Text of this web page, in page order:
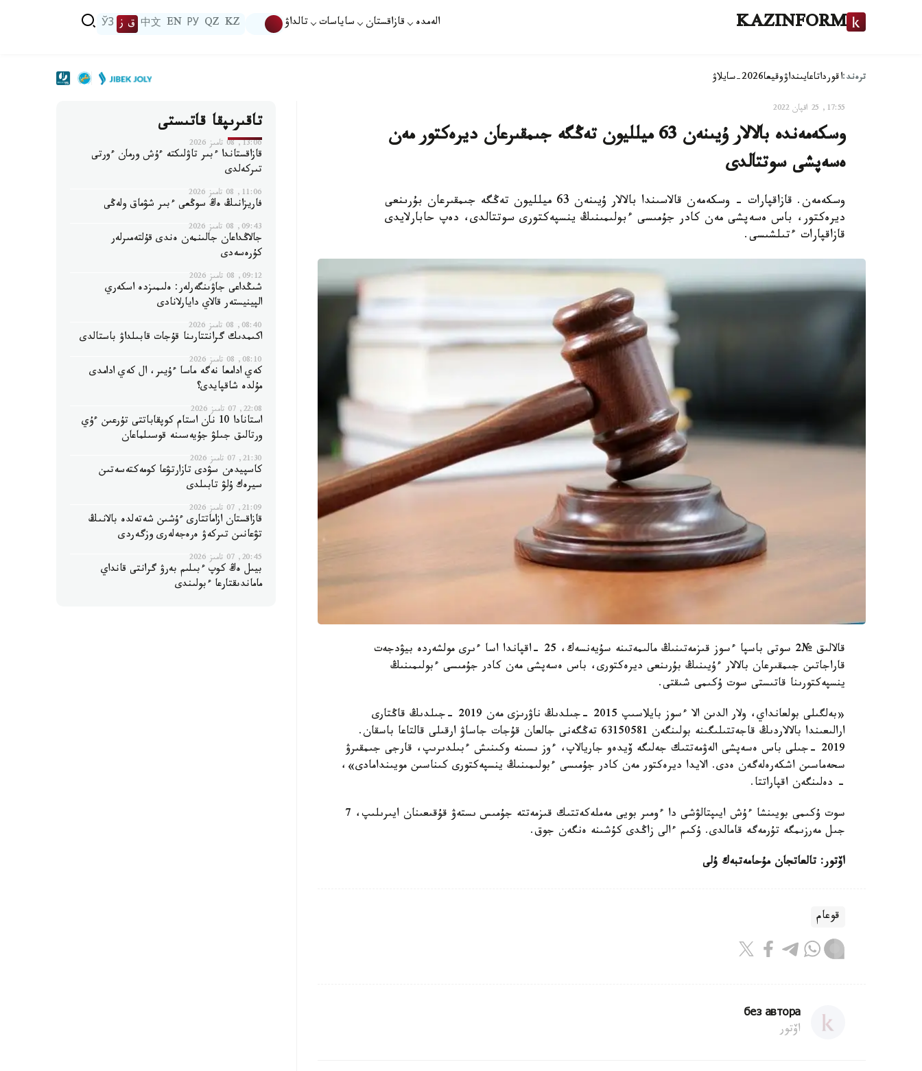
KAZINFORM الەمدە قازاقستان ساياسات تالداۋ KZ
QZ
РУ
EN
中文 ق ز ЎЗ
ترەند:اقورداتاعايىنداۋوقيعا2026-سايلاۋ
17:55, 25 اقپان 2022
وسكەمەندە بالالار ۇيىنەن 63 ميلليون تەڭگە جىمقىرعان ديرەكتور مەن
ەسەپشى سوتتالدى
وسكەمەن. قازاقپارات - وسكەمەن قالاسىندا بالالار ۇيىنەن 63 ميلليون تەڭگە جىمقىرعان بۇرىنعى
ديرەكتور، باس ەسەپشى مەن كادر جۇمىسى ءبولىمىنىڭ ينسپەكتورى سوتتالدى، دەپ حابارلايدى
قازاقپارات ءتىلشىسى.
قالالىق №2 سوتى باسپا ءسوز قىزمەتىنىڭ مالىمەتىنە سۇيەنسەك، 25 -اقپاندا اسا ءىرى مولشەردە بيۋدجەت
قاراجاتىن جىمقىرعان بالالار ءۇيىنىڭ بۇرىنعى ديرەكتورى، باس ەسەپشى مەن كادر جۇمىسى ءبولىمىنىڭ
ينسپەكتورىنا قاتىستى سوت ۇكىمى شىقتى.
«بەلگىلى بولعانداي، ولار الدىن الا ءسوز بايلاسىپ 2015 -جىلدىڭ ناۋرىزى مەن 2019 -جىلدىڭ قاڭتارى
ارالىعىندا بالالاردىڭ قاجەتتىلىگىنە بولىنگەن 63150581 تەڭگەنى جالعان قۇجات جاساۋ ارقىلى قالتاعا باسقان.
2019 -جىلى باس ەسەپشى الەۋمەتتىك جەلىگە ۆيدەو جاريالاپ، ءوز ىسىنە وكىنىش ءبىلدىرىپ، قارجى جىمقىرۋ
سحەماسىن اشكەرەلەگەن ەدى. الايدا ديرەكتور مەن كادر جۇمىسى ءبولىمىنىڭ ينسپەكتورى كىناسىن مويىندامادى»،
- دەلىنگەن اقپاراتتا.
سوت ۇكىمى بويىنشا ءۇش ايىپتالۋشى دا ءومىر بويى مەملەكەتتىك قىزمەتتە جۇمىس ىستەۋ قۇقىعىنان ايىرىلىپ، 7
جىل مەرزىمگە تۇرمەگە قامالدى. ۇكىم ءالى زاڭدى كۇشىنە ەنگەن جوق.
اۆتور: تالعاتجان مۇحامەتبەك ۇلى
قوعام
без автора
اۆتور
تاقىرىپقا قاتىستى
13:06, 08 تامىز 2026
قازاقستاندا ءبىر تاۋلىكتە ءۇش ورمان ءورتى
تىركەلدى
11:06, 08 تامىز 2026
فاريزانىڭ ەڭ سوڭعى ءبىر شۋماق ولەڭى
09:43, 08 تامىز 2026
جالاڭداعان جالىنمەن ەندى قۇلتەمىرلەر
كۇرەسەدى
09:12, 08 تامىز 2026
شىڭداعى جاۋىنگەرلەر: ەلىمىزدە اسكەري
الپينيستەر قالاي دايارلانادى
08:40, 08 تامىز 2026
اكىمدىك گرانتتارىنا قۇجات قابىلداۋ باستالدى
08:10, 08 تامىز 2026
كەي ادامعا نەگە ماسا ءۇيىر، ال كەي ادامدى
مۇلدە شاقپايدى؟
22:08, 07 تامىز 2026
استانادا 10 نان استام كوپقاباتتى تۇرعىن ءۇي
ورتالىق جىلۋ جۇيەسىنە قوسىلماعان
21:30, 07 تامىز 2026
كاسپيدەن سۋدى تازارتۋعا كومەكتەسەتىن
سيرەك ۇلۋ تابىلدى
21:09, 07 تامىز 2026
قازاقستان ازاماتتارى ءۇشىن شەتەلدە بالانىڭ
تۋعانىن تىركەۋ ەرەجەلەرى وزگەردى
20:45, 07 تامىز 2026
بيىل ەڭ كوپ ءبىلىم بەرۋ گرانتى قانداي
ماماندىقتارعا ءبولىندى